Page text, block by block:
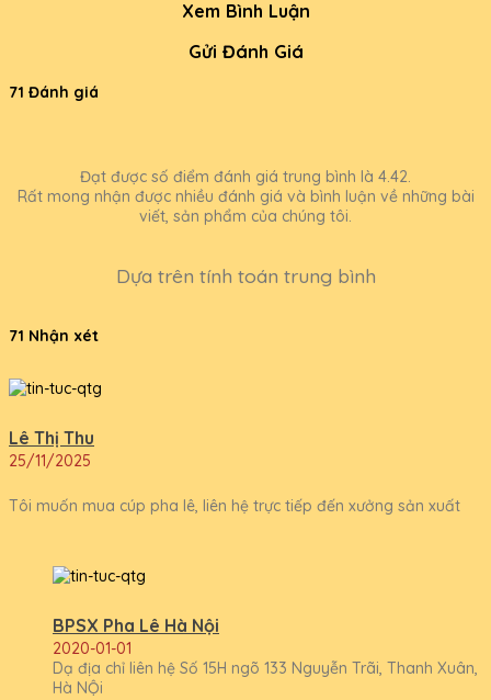
Xem Bình Luận
Gửi Đánh Giá
71 Đánh giá
Đạt được số điểm đánh giá trung bình là 4.42.
Rất mong nhận được nhiều đánh giá và bình luận về những bài
viết, sản phẩm của chúng tôi.
Dựa trên tính toán trung bình
71 Nhận xét
Lê Thị Thu
25/11/2025
Tôi muốn mua cúp pha lê, liên hệ trực tiếp đến xưởng sản xuất
BPSX Pha Lê Hà Nội
2020-01-01
Dạ địa chỉ liên hệ Số 15H ngõ 133 Nguyễn Trãi, Thanh Xuân,
Hà NỘi